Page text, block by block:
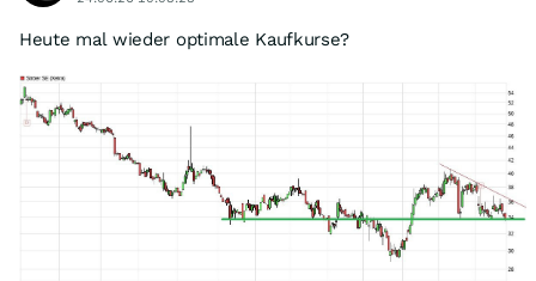
Heute mal wieder optimale Kaufkurse?